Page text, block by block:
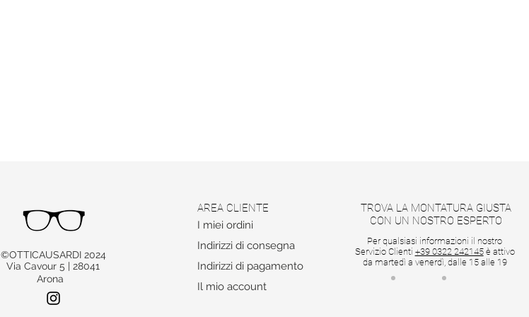
©OTTICAUSARDI 2024
Via Cavour 5 | 28041
Arona
AREA CLIENTE
I miei ordini
Indirizzi di consegna
Indirizzi di pagamento
Il mio account
TROVA LA MONTATURA GIUSTA
CON UN NOSTRO ESPERTO
Per qualsiasi informazioni il nostro
Servizio Clienti +39 0322 242145è attivo
da martedì a venerdì, dalle 15 alle 19